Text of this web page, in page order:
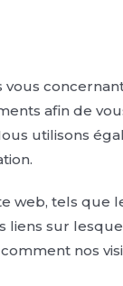
afin de
utilisons
web, tels que
liens sur
nos